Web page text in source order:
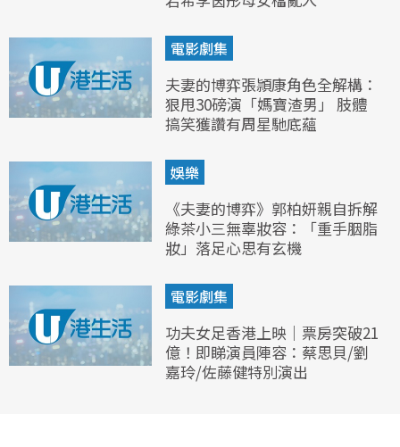
電影劇集
夫妻的博弈張頴康角色全解構：
狠甩30磅演「媽寶渣男」 肢體
搞笑獲讚有周星馳底蘊
娛樂
《夫妻的博弈》郭柏妍親自拆解
綠茶小三無辜妝容：「重手胭脂
妝」落足心思有玄機
電影劇集
功夫女足香港上映｜票房突破21
億！即睇演員陣容：蔡思貝/劉
嘉玲/佐藤健特別演出